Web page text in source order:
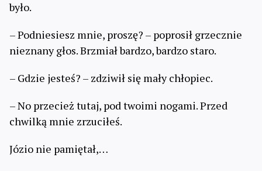
było.
– Podniesiesz mnie, proszę? – poprosił grzecznie
nieznany głos. Brzmiał bardzo, bardzo staro.
– Gdzie jesteś? – zdziwił się mały chłopiec.
– No przecież tutaj, pod twoimi nogami. Przed
chwilką mnie zrzuciłeś.
Józio nie pamiętał,…